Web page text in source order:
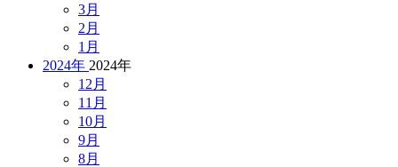
3月
2月
1月
2024年 2024年
12月
11月
10月
9月
8月